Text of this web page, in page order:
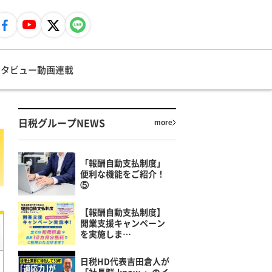
ビュー動画連載
日税グループNEWS more
「報酬自動支払制度」
便利な機能をご紹介！
⑤
【報酬自動支払制度】
開業支援キャンペーン
を実施しま…
日税HD代表吉田倉人が